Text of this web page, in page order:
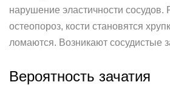
нарушение эластичности сосудов.
остеопороз, кости становятся
ломаются. Возникают сосудистые
Вероятность зачатия